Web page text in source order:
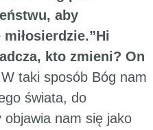
aby
kto zmieni? On
W taki sposób Bóg nam
świata, do
nam się jako